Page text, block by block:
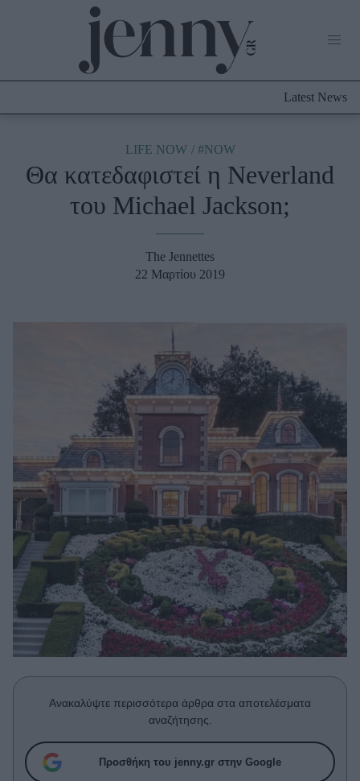
Culture
Fashion
Well being
Ψυχολογία
Υγεία + Διατροφή
Σχέσεις & Σεξ
Fitness
Woman Power
Parenting
Working Girl
Real Women
Πρόσωπα
Συνεντεύξεις
Who
Latest News
LIFE NOW #NOW
Θα κατεδαφιστεί η Neverland
του Michael Jackson;
The Jennettes
22 Μαρτίου 2019
Ανακαλύψτε περισσότερα άρθρα στα αποτελέσματα
αναζήτησης.
Προσθήκη του jenny.gr στην Google